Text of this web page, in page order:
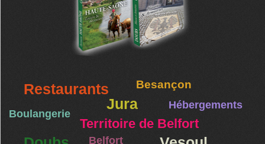
Restaurants Besançon
Jura Hébergements
Boulangerie
Territoire de Belfort
Belfort